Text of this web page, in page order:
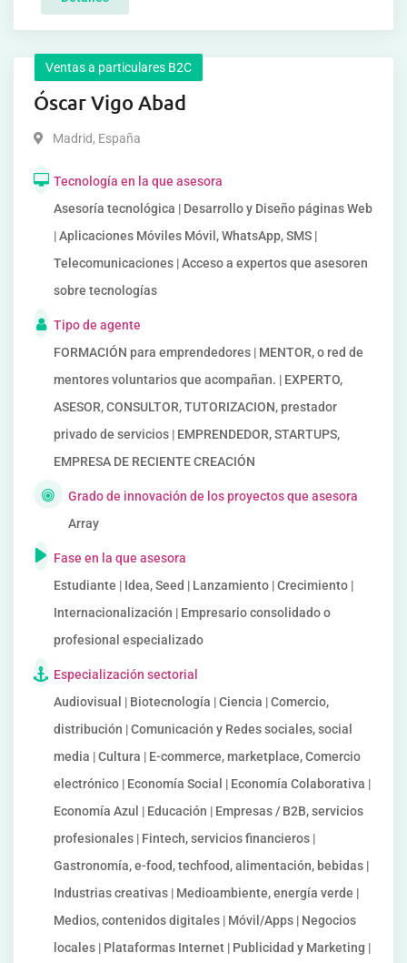
Ventas a particulares B2C
Óscar Vigo Abad
Madrid, España
Tecnología en la que asesora
Asesoría tecnológica | Desarrollo y Diseño páginas Web
| Aplicaciones Móviles Móvil, WhatsApp, SMS |
Telecomunicaciones | Acceso a expertos que asesoren
sobre tecnologías
Tipo de agente
FORMACIÓN para emprendedores | MENTOR, o red de
mentores voluntarios que acompañan. | EXPERTO,
ASESOR, CONSULTOR, TUTORIZACION, prestador
privado de servicios | EMPRENDEDOR, STARTUPS,
EMPRESA DE RECIENTE CREACIÓN
Grado de innovación de los proyectos que asesora
Array
Fase en la que asesora
Estudiante | Idea, Seed | Lanzamiento | Crecimiento |
Internacionalización | Empresario consolidado o
profesional especializado
Especialización sectorial
Audiovisual | Biotecnología | Ciencia | Comercio,
distribución | Comunicación y Redes sociales, social
media | Cultura | E-commerce, marketplace, Comercio
electrónico | Economía Social | Economía Colaborativa |
Economía Azul | Educación | Empresas / B2B, servicios
profesionales | Fintech, servicios financieros |
Gastronomía, e-food, techfood, alimentación, bebidas |
Industrias creativas | Medioambiente, energía verde |
Medios, contenidos digitales | Móvil/Apps | Negocios
locales | Plataformas Internet | Publicidad y Marketing |